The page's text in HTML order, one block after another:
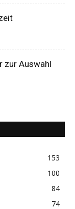
zur Auswahl
153
100
84
74